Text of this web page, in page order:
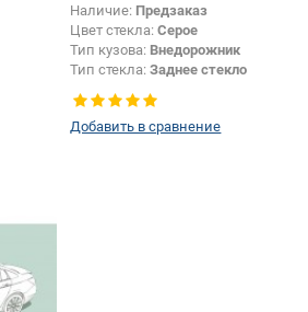
Наличие: Предзаказ
Цвет стекла:Серое
Тип кузова: Внедорожник
Тип стекла:Заднее стекло
Добавить в сравнение